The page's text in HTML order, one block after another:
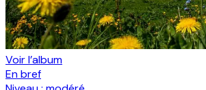
Voir l’album
En bref